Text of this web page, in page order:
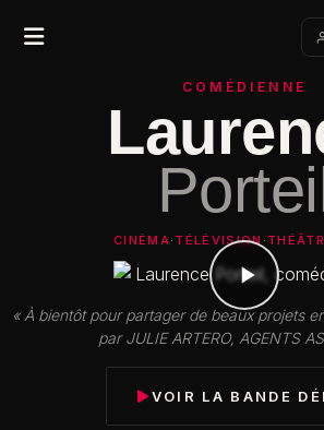
COMÉDIENNE
CINÉMA· TÉLÉVISION ·
« À bientôt pour partager de beaux projets
par JULIE ARTERO, AGENTS
VOIR LA BANDE